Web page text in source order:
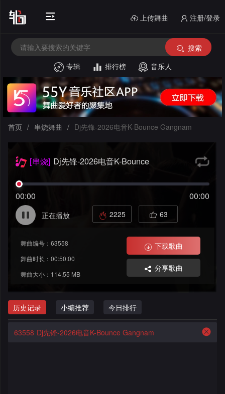
上传舞曲 注册/登录
搜索
专辑
排行榜 音乐人
音
House
中
串
烧
首页 / 串烧舞曲 / Dj先锋-2026电音K-Bounce Gangnam
2225 63
[串烧] Dj先锋-2026电音K-Bounce
00:00 00:00
正在播放
舞曲编号：63558
舞曲时长：00:50:00
舞曲大小：114.55 MB
下载歌曲
分享歌曲
历史记录 小编推荐 今日排行
63558 Dj先锋-2026电音K-Bounce Gangnam